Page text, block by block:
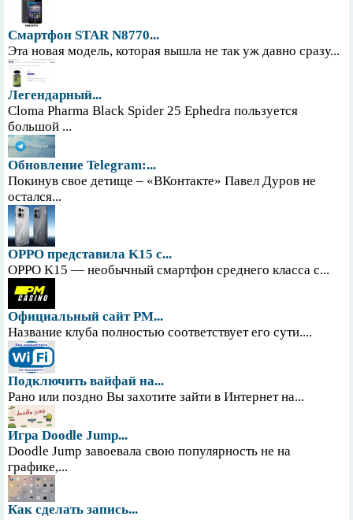
Смартфон STAR N8770...
Эта новая модель, которая вышла не так уж давно сразу...
Легендарный...
Cloma Pharma Black Spider 25 Ephedra пользуется
большой ...
Обновление Telegram:...
Покинув свое детище – «ВКонтакте» Павел Дуров не
остался...
OPPO представила K15 с...
OPPO K15 — необычный смартфон среднего класса с...
Официальный сайт PM...
Название клуба полностью соответствует его сути....
Подключить вайфай на...
Рано или поздно Вы захотите зайти в Интернет на...
Игра Doodle Jump...
Doodle Jump завоевала свою популярность не на
графике,...
Как сделать запись...